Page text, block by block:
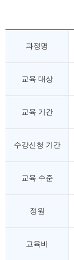
과정명
교육 대상
교육 기간
수강신청 기간
교육 수준
정원
교육비